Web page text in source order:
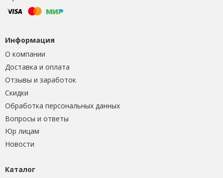
Информация
О компании
Доставка и оплата
Отзывы и заработок
Скидки
Обработка персональных данных
Вопросы и ответы
Юр лицам
Новости
Каталог